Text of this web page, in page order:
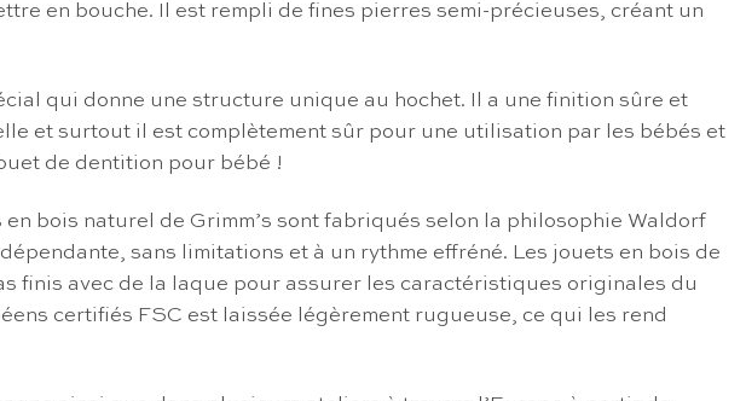
en bouche. Il est rempli de fines pierres semi-précieuses, créant un
qui donne une structure unique au hochet. Il a une finition sûre et
et surtout il est complètement sûr pour une utilisation par les bébés et
de dentition pour bébé !
bois naturel de Grimm’s sont fabriqués selon la philosophie Waldorf
sans limitations et à un rythme effréné. Les jouets en bois de
finis avec de la laque pour assurer les caractéristiques originales du
certifiés FSC est laissée légèrement rugueuse, ce qui les rend